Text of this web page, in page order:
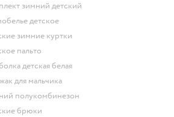
зимний детский
детское
зимние куртки
пальто
детская белая
для мальчика
полукомбинезон
брюки